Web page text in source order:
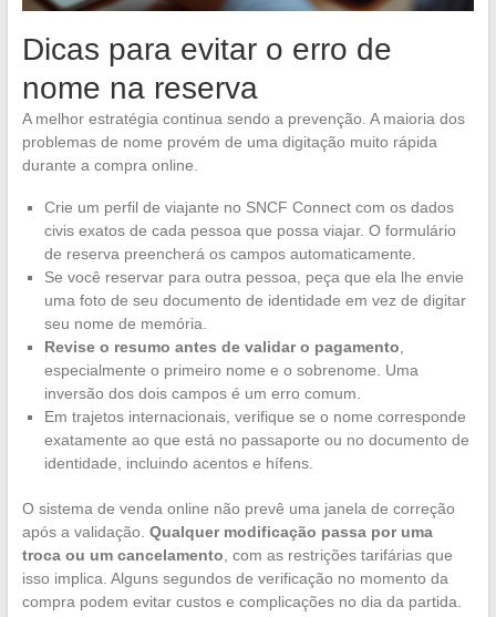
Dicas para evitar o erro de
nome na reserva
A melhor estratégia continua sendo a prevenção. A maioria dos
problemas de nome provém de uma digitação muito rápida
durante a compra online.
Crie um perfil de viajante no SNCF Connect com os dados
civis exatos de cada pessoa que possa viajar. O formulário
de reserva preencherá os campos automaticamente.
Se você reservar para outra pessoa, peça que ela lhe envie
uma foto de seu documento de identidade em vez de digitar
seu nome de memória.
Revise o resumo antes de validar o pagamento,
especialmente o primeiro nome e o sobrenome. Uma
inversão dos dois campos é um erro comum.
Em trajetos internacionais, verifique se o nome corresponde
exatamente ao que está no passaporte ou no documento de
identidade, incluindo acentos e hífens.
O sistema de venda online não prevê uma janela de correção
após a validação. Qualquer modificação passa por uma
troca ou um cancelamento, com as restrições tarifárias que
isso implica. Alguns segundos de verificação no momento da
compra podem evitar custos e complicações no dia da partida.